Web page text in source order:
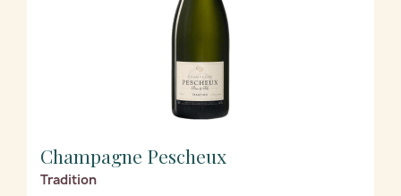
Champagne Pescheux
Tradition